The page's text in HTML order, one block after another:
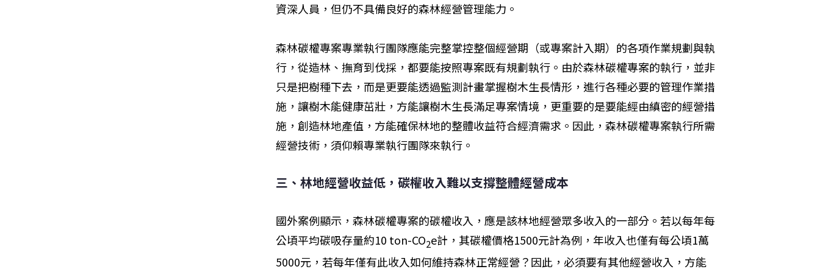
資深人員，但仍不具備良好的森林經營管理能力。
森林碳權專案專業執行團隊應能完整掌控整個經營期（或專案計入期）的各項作業規劃與執
行，從造林、撫育到伐採，都要能按照專案既有規劃執行。由於森林碳權專案的執行，並非
只是把樹種下去，而是更要能透過監測計畫掌握樹木生長情形，進行各種必要的管理作業措
施，讓樹木能健康茁壯，方能讓樹木生長滿足專案情境，更重要的是要能經由縝密的經營措
施，創造林地產值，方能確保林地的整體收益符合經濟需求。因此，森林碳權專案執行所需
經營技術，須仰賴專業執行團隊來執行。
三、林地經營收益低，碳權收入難以支撐整體經營成本
國外案例顯示，森林碳權專案的碳權收入，應是該林地經營眾多收入的一部分。若以每年每
公頃平均碳吸存量約10 ton-CO2e計，其碳權價格1500元計為例，年收入也僅有每公頃1萬
5000元，若每年僅有此收入如何維持森林正常經營？因此，必須要有其他經營收入，方能